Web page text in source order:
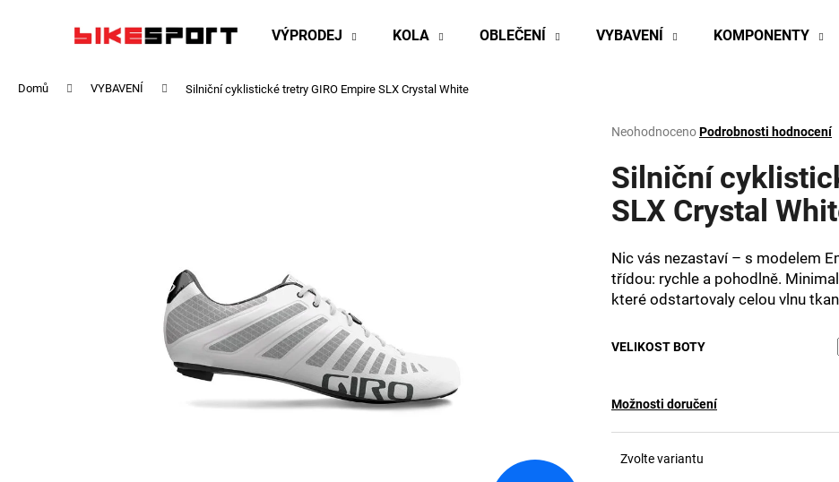
VÝPRODEJ KOLA OBLEČENÍ VYBAVENÍ KOMPONENTY
Domů VYBAVENÍ Silniční cyklistické tretry GIRO Empire SLX Crystal White
Průměrné
produktu
je
0,0
z
hvězdiček.
NeohodnocenoPodrobnosti hodnocení
Silniční
SLX Crystal
Nic vás nezastaví – s modelem
třídou: rychle a pohodlně.
které odstartovaly celou vlnu
VELIKOST BOTY
Možnosti doručení
Zvolte variantu
Zpět
Zpět
Co potřebujete najít?
HLEDAT